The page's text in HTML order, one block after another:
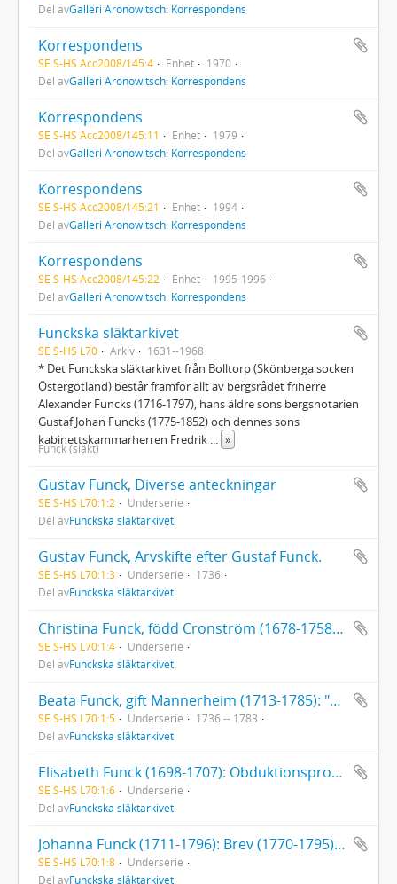
Del avGalleri Aronowitsch: Korrespondens
Korrespondens
SE S-HS Acc2008/145:4 Enhet
1970
Del avGalleri Aronowitsch: Korrespondens
Korrespondens
SE S-HS Acc2008/145:11 Enhet
1979
Del avGalleri Aronowitsch: Korrespondens
Korrespondens
SE S-HS Acc2008/145:21 Enhet
1994
Del avGalleri Aronowitsch: Korrespondens
Korrespondens
SE S-HS Acc2008/145:22 Enhet
1995-1996
Del avGalleri Aronowitsch: Korrespondens
Funckska släktarkivet
SE S-HS L70 Arkiv 1631--1968
* Det Funckska släktarkivet från Bolltorp (Skönberga socken
Östergötland) består framför allt av bergsrådet friherre
Alexander Funcks (1716-1797), hans äldre sons bergsnotarien
Gustaf Johan Funcks (1775-1852) och dennes sons
kabinettskammarherren Fredrik
»
Funck (släkt)
Gustav Funck, Diverse anteckningar
SE S-HS L70:1:2
Underserie
Del avFunckska släktarkivet
Gustav Funck, Arvskifte efter Gustaf Funck.
SE S-HS L70:1:3 Underserie
1736
Del avFunckska släktarkivet
Christina Funck, född Cronström (1678-1758): 1 brev till Christina Funck (1736). Testamente (1744). Diverse papper rörande Christina Funcks sterbhus
SE S-HS L70:1:4
Underserie
Del avFunckska släktarkivet
Beata Funck, gift Mannerheim (1713-1785): "Förteckning på det doter Beata Funck hafwet bekommit till medgift utur huset d 1 Decemb. 1736". [Uppsatt av Christina Funck, född Cronström.]. Testamente (1775). Brev till Beata Funck, 6 st. (1783).
SE S-HS L70:1:5 Underserie
1736 -- 1783
Del avFunckska släktarkivet
Elisabeth Funck (1698-1707): Obduktionsprotokoll av provinsialläkare Per Elfving
SE S-HS L70:1:6
Underserie
Del avFunckska släktarkivet
Johanna Funck (1711-1796): Brev (1770-1795) till Johanna Funck. Franska skrivövningar av Johanna Funck. Fröken Johanna Funck, Räkenskaper, bouppteckning med mera
SE S-HS L70:1:8
Underserie
Del avFunckska släktarkivet